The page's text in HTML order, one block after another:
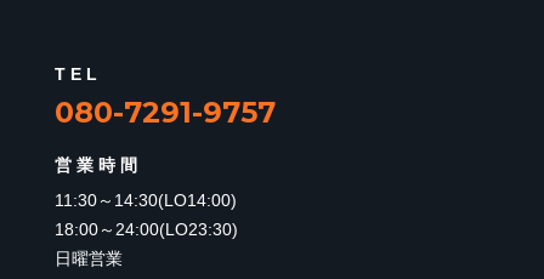
TEL
080-7291-9757
営業時間
11:30～14:30(LO14:00)
18:00～24:00(LO23:30)
日曜営業